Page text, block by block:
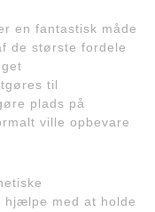
en fantastisk måde
de største fordele
til
plads på
ville opbevare
hjælpe med at holde